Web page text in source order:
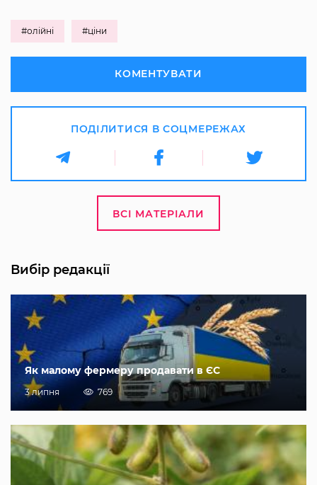
#олійні #ціни
КОМЕНТУВАТИ
ПОДІЛИТИСЯ В СОЦМЕРЕЖАХ
ВСІ МАТЕРІАЛИ
Вибір редакції
Як малому фермеру продавати в ЄС
3 липня 769